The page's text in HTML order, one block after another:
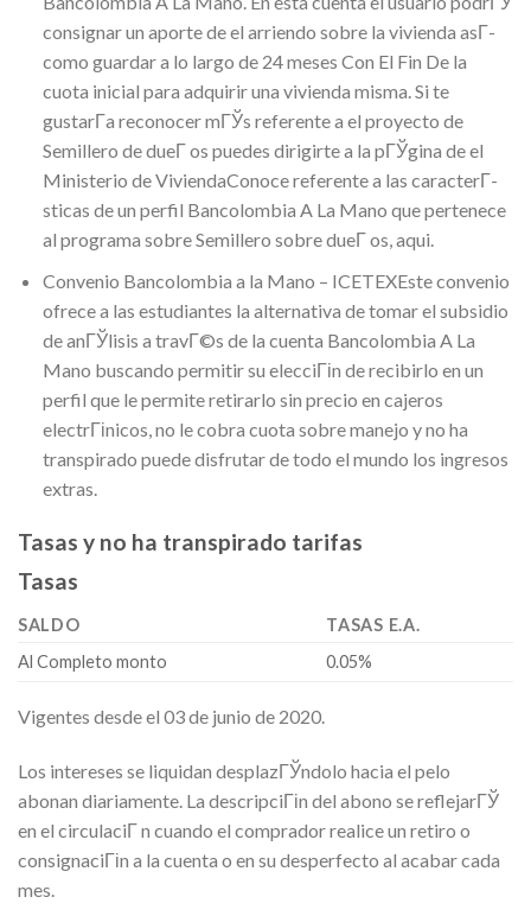
consignar un aporte de el arriendo sobre la vivienda asГ­
como guardar a lo largo de 24 meses Con El Fin De la
cuota inicial para adquirir una vivienda misma. Si te
gustarГ­a reconocer mГЎs referente a el proyecto de
Semillero de dueГ­ os puedes dirigirte a la pГЎgina de el
Ministerio de ViviendaConoce referente a las caracterГ­
sticas de un perfil Bancolombia A La Mano que pertenece
al programa sobre Semillero sobre dueГ­ os, aqui.
Convenio Bancolombia a la Mano – ICETEXEste convenio
ofrece a las estudiantes la alternativa de tomar el subsidio
de anГЎlisis a travГ©s de la cuenta Bancolombia A La
Mano buscando permitir su elecciГіn de recibirlo en un
perfil que le permite retirarlo sin precio en cajeros
electrГіnicos, no le cobra cuota sobre manejo y no ha
transpirado puede disfrutar de todo el mundo los ingresos
extras.
Tasas y no ha transpirado tarifas
Tasas
SALDO
TASAS E.A.
Al Completo monto
0.05%
Vigentes desde el 03 de junio de 2020.
Los intereses se liquidan desplazГЎndolo hacia el pelo
abonan diariamente. La descripciГіn del abono se reflejarГЎ
en el circulaciГ­ n cuando el comprador realice un retiro o
consignaciГіn a la cuenta o en su desperfecto al acabar cada
mes.